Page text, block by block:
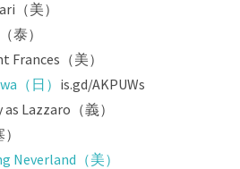
（美）
泰）
Frances（美）
（日） is.gd/AKPUWs
Lazzaro（義）
Neverland（美）